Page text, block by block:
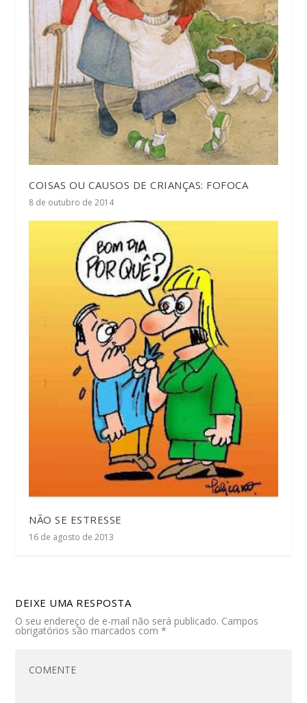
COISAS OU CAUSOS DE CRIANÇAS: FOFOCA
8 de outubro de 2014
NÃO SE ESTRESSE
16 de agosto de 2013
DEIXE UMA RESPOSTA
O seu endereço de e-mail não será publicado. Campos
obrigatórios são marcados com*